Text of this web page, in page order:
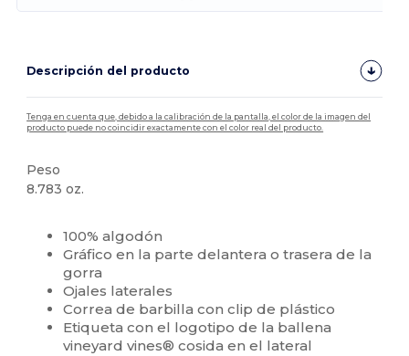
Descripción del producto
Tenga en cuenta que, debido a la calibración de la pantalla, el color de la imagen del
producto puede no coincidir exactamente con el color real del producto.
Peso
8.783 oz.
100% algodón
Gráfico en la parte delantera o trasera de la
gorra
Ojales laterales
Correa de barbilla con clip de plástico
Etiqueta con el logotipo de la ballena
vineyard vines® cosida en el lateral